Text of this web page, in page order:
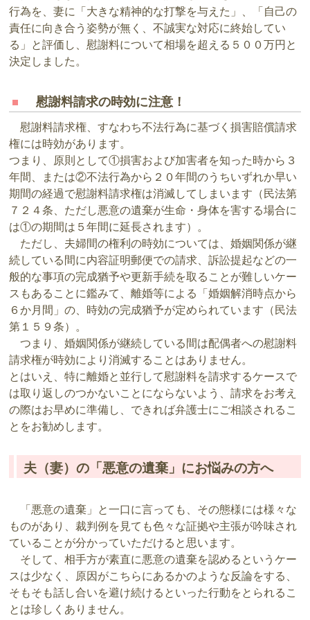
行為を、妻に「大きな精神的な打撃を与えた」、「自己の
責任に向き合う姿勢が無く、不誠実な対応に終始してい
る」と評価し、慰謝料について相場を超える５００万円と
決定しました。
慰謝料請求の時効に注意！
慰謝料請求権、すなわち不法行為に基づく損害賠償請求
権には時効があります。
つまり、原則として①損害および加害者を知った時から３
年間、または②不法行為から２０年間のうちいずれか早い
期間の経過で慰謝料請求権は消滅してしまいます（民法第
７２４条、ただし悪意の遺棄が生命・身体を害する場合に
は①の期間は５年間に延長されます）。
ただし、夫婦間の権利の時効については、婚姻関係が継
続している間に内容証明郵便での請求、訴訟提起などの一
般的な事項の完成猶予や更新手続を取ることが難しいケー
スもあることに鑑みて、離婚等による「婚姻解消時点から
６か月間」の、時効の完成猶予が定められています（民法
第１５９条）。
つまり、婚姻関係が継続している間は配偶者への慰謝料
請求権が時効により消滅することはありません。
とはいえ、特に離婚と並行して慰謝料を請求するケースで
は取り返しのつかないことにならないよう、請求をお考え
の際はお早めに準備し、できれば弁護士にご相談されるこ
とをお勧めします。
夫（妻）の「悪意の遺棄」にお悩みの方へ
「悪意の遺棄」と一口に言っても、その態様には様々な
ものがあり、裁判例を見ても色々な証拠や主張が吟味され
ていることが分かっていただけると思います。
そして、相手方が素直に悪意の遺棄を認めるというケー
スは少なく、原因がこちらにあるかのような反論をする、
そもそも話し合いを避け続けるといった行動をとられるこ
とは珍しくありません。